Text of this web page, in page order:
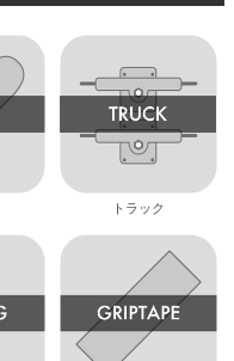
トラック